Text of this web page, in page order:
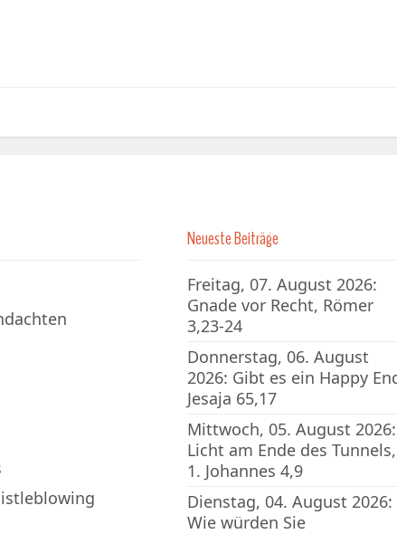
Neueste Beiträge
Freitag, 07. August 2026:
Gnade vor Recht, Römer
3,23-24
Donnerstag, 06. August
2026: Gibt es ein Happy
Jesaja 65,17
Mittwoch, 05. August 2026:
Licht am Ende des Tunnels,
1. Johannes 4,9
Dienstag, 04. August 2026:
Wie würden Sie